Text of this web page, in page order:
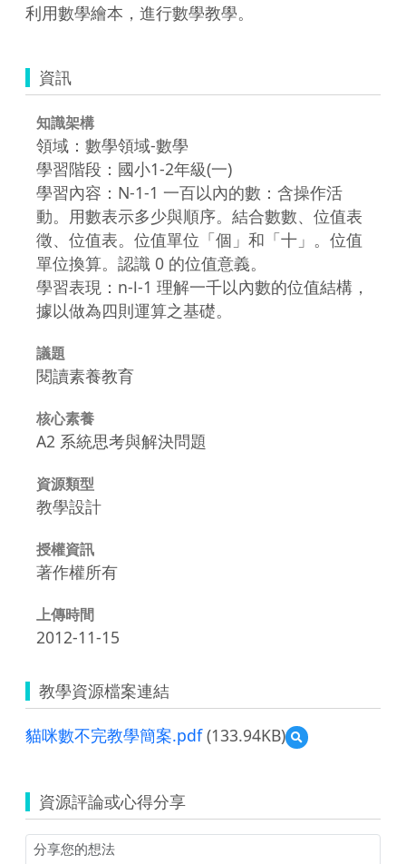
利用數學繪本，進行數學教學。
資訊
知識架構
領域：數學領域-數學
學習階段：國小1-2年級(一)
學習內容：N-1-1 一百以內的數：含操作活
動。用數表示多少與順序。結合數數、位值表
徵、位值表。位值單位「個」和「十」。位值
單位換算。認識 0 的位值意義。
學習表現：n-Ⅰ-1 理解一千以內數的位值結構，
據以做為四則運算之基礎。
議題
閱讀素養教育
核心素養
A2 系統思考與解決問題
資源類型
教學設計
授權資訊
著作權所有
上傳時間
2012-11-15
教學資源檔案連結
貓咪數不完教學簡案.pdf(133.94KB)
預
覽
不
完
資源評論或心得分享